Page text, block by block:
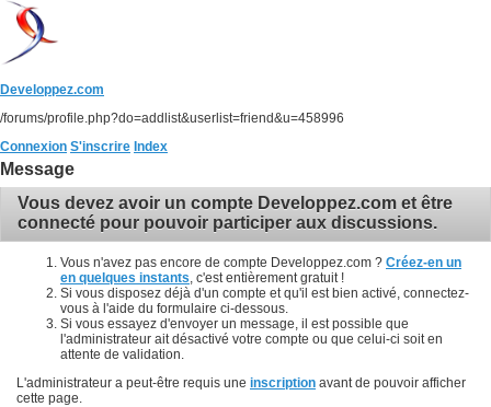
Developpez.com
/forums/profile.php?do=addlist&userlist=friend&u=458996
Connexion S'inscrire Index
Message
Vous devez avoir un compte Developpez.com et être
connecté pour pouvoir participer aux discussions.
Vous n'avez pas encore de compte Developpez.com ? Créez-en un
en quelques instants , c'est entièrement gratuit !
Si vous disposez déjà d'un compte et qu'il est bien activé, connectez-
vous à l'aide du formulaire ci-dessous.
Si vous essayez d'envoyer un message, il est possible que
l'administrateur ait désactivé votre compte ou que celui-ci soit en
attente de validation.
L'administrateur a peut-être requis une inscription avant de pouvoir afficher
cette page.